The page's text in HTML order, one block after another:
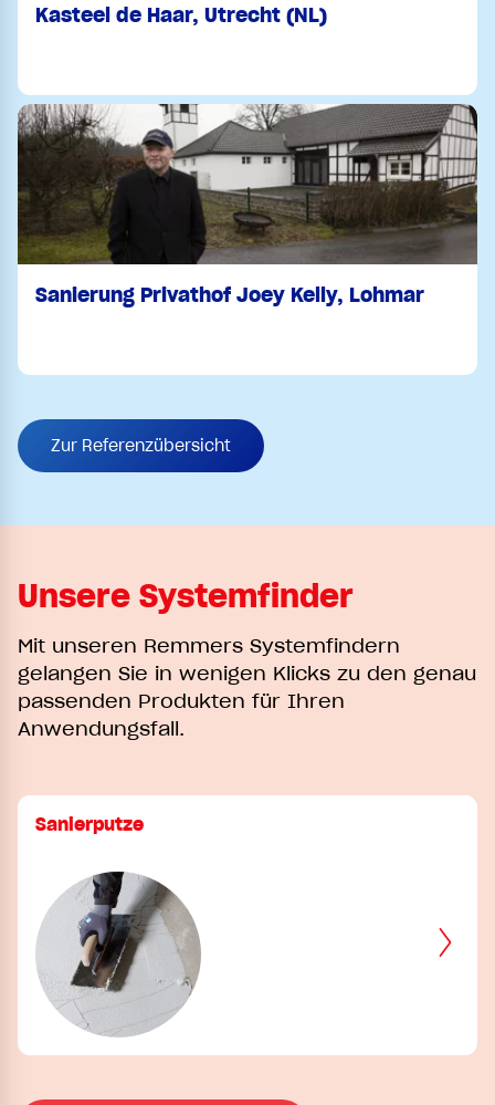
Kasteel de Haar, Utrecht (NL)
Sanierung Privathof Joey Kelly, Lohmar
Zur Referenzübersicht
Unsere Systemfinder
Mit unseren Remmers Systemfindern
gelangen Sie in wenigen Klicks zu den genau
passenden Produkten für Ihren
Anwendungsfall.
Sanierputze